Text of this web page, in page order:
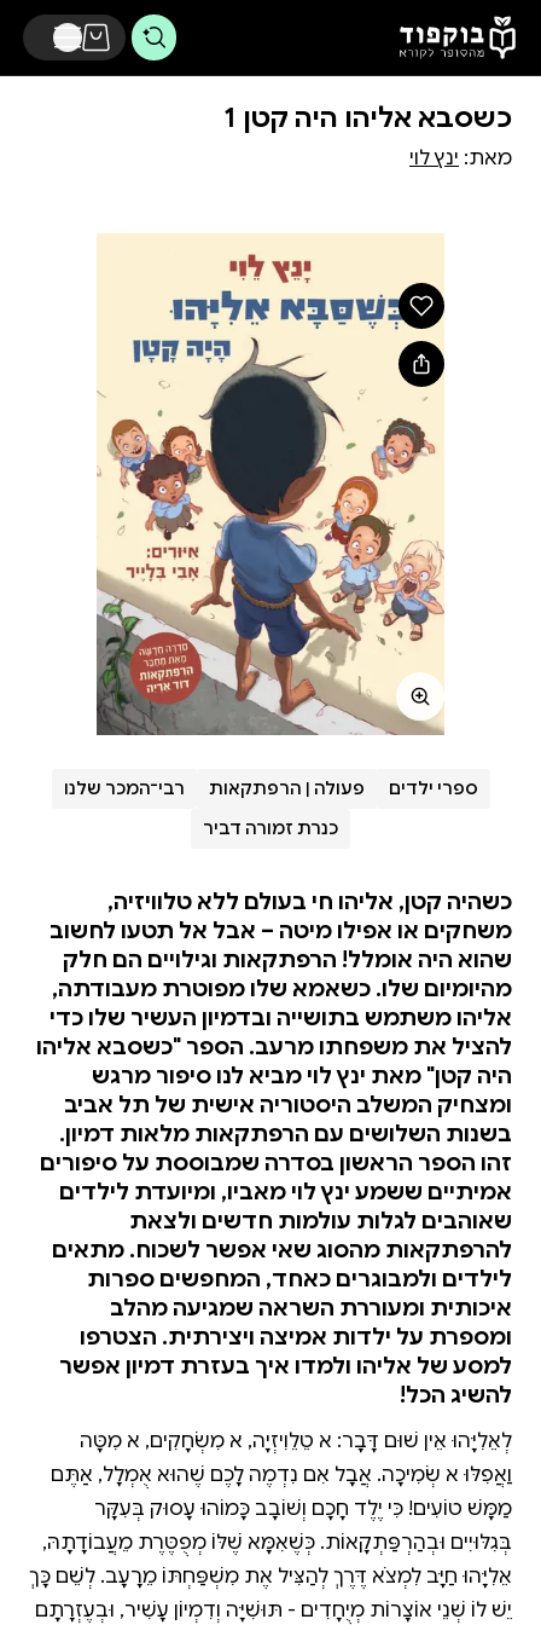
דלג לתוכן הראשי
כשסבא אליהו היה קטן 1
מאת: ינץ לוי
ספרי ילדים פעולה | הרפתקאות
רבי־המכר שלנו
כנרת זמורה דביר
כשהיה קטן, אליהו חי בעולם ללא טלוויזיה,
משחקים או אפילו מיטה – אבל אל תטעו לחשוב
שהוא היה אומלל! הרפתקאות וגילויים הם חלק
מהיומיום שלו. כשאמא שלו מפוטרת מעבודתה,
אליהו משתמש בתושייה ובדמיון העשיר שלו כדי
להציל את משפחתו מרעב. הספר "כשסבא אליהו
היה קטן" מאת ינץ לוי מביא לנו סיפור מרגש
ומצחיק המשלב היסטוריה אישית של תל אביב
בשנות השלושים עם הרפתקאות מלאות דמיון.
זהו הספר הראשון בסדרה שמבוססת על סיפורים
אמיתיים ששמע ינץ לוי מאביו, ומיועדת לילדים
שאוהבים לגלות עולמות חדשים ולצאת
להרפתקאות מהסוג שאי אפשר לשכוח. מתאים
לילדים ולמבוגרים כאחד, המחפשים ספרות
איכותית ומעוררת השראה שמגיעה מהלב
ומספרת על ילדות אמיצה ויצירתית. הצטרפו
למסע של אליהו ולמדו איך בעזרת דמיון אפשר
להשיג הכל!
לְאֵלִיָּהוּ אֵין שׁוּם דָּבָר: לֹא טֵלֵוִיזְיָה, לֹא מִשְׂחָקִים, לֹא מִטָּה
וַאֲפִלּוּ לֹא שְׂמִיכָה. אֲבָל אִם נִדְמֶה לָכֶם שֶׁהוּא אֻמְלָל, אַתֶּם
מַמָּשׁ טוֹעִים! כִּי יֶלֶד חָכָם וְשׁוֹבָב כָּמוֹהוּ עָסוּק בְּעִקָּר
בְּגִלּוּיִים וּבְהַרְפַּתְקָאוֹת. כְּשֶׁאִמָּא שֶׁלּוֹ מְפֻטֶּרֶת מֵעֲבוֹדָתָהּ,
אֵלִיָּהוּ חַיָּב לִמְצֹא דֶּרֶךְ לְהַצִּיל אֶת מִשְׁפַּחְתּוֹ מֵרָעָב. לְשֵׁם כָּךְ
יֵשׁ לוֹ שְׁנֵי אוֹצָרוֹת מְיֻחָדִים - תּוּשִׁיָּה וְדִמְיוֹן עָשִׁיר, וּבְעֶזְרָתָם